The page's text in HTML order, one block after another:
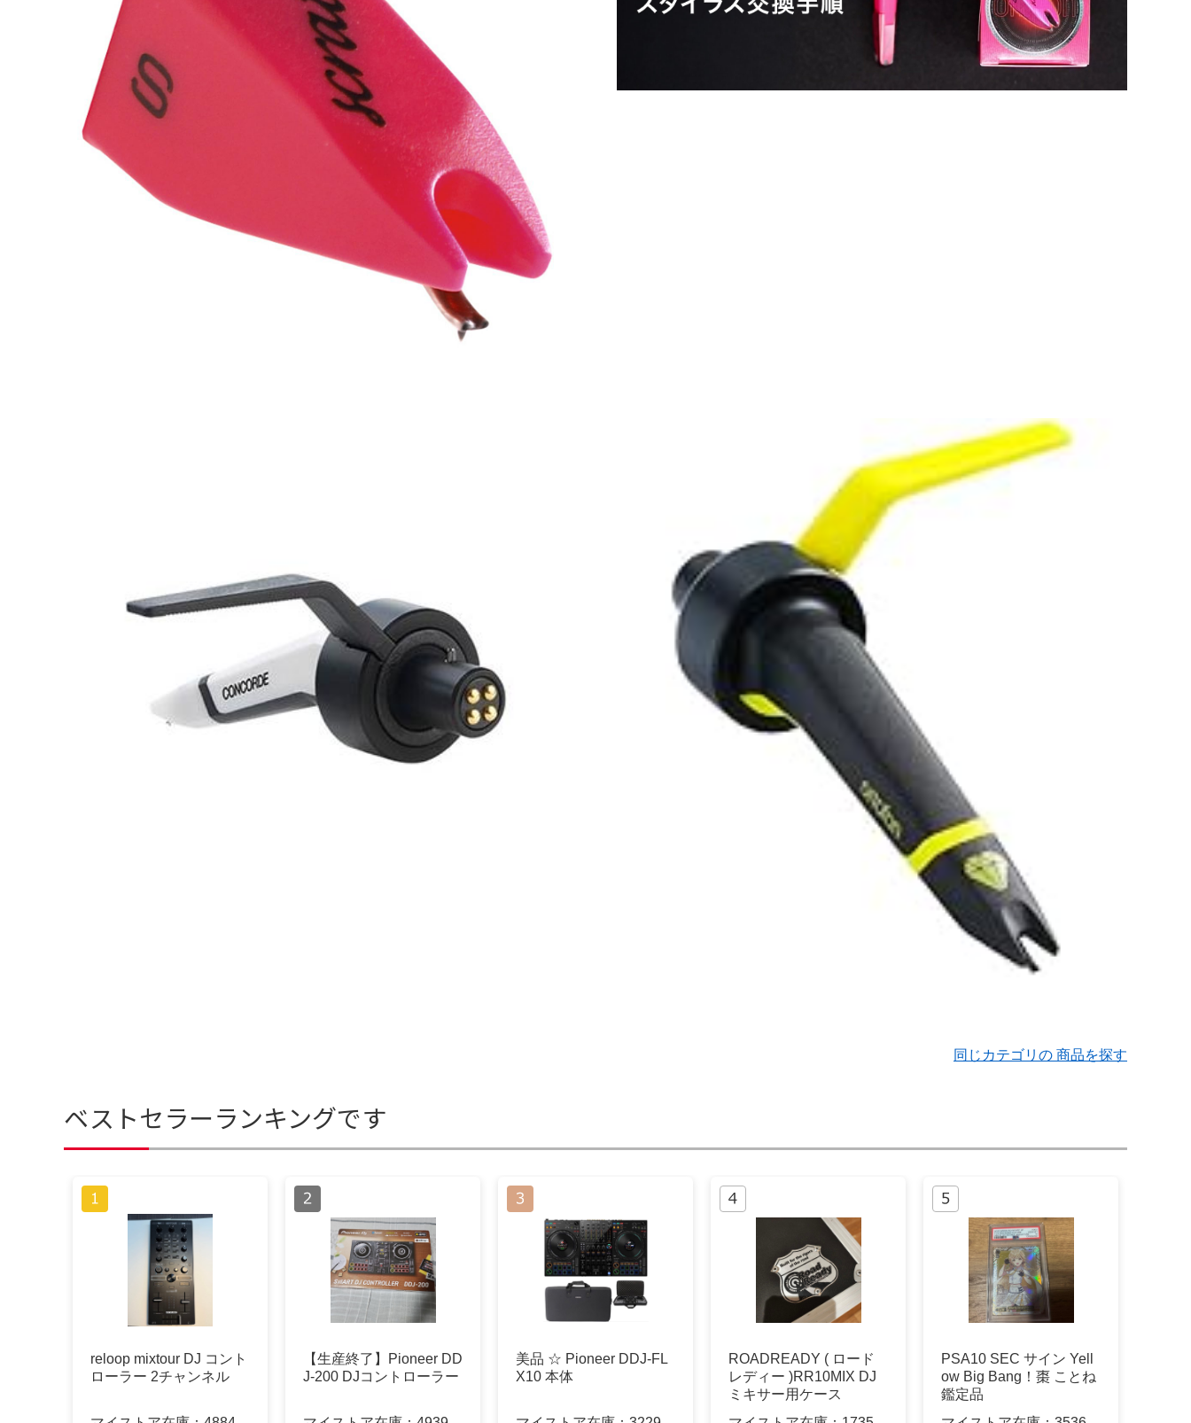
同じカテゴリの 商品を探す
ベストセラーランキングです
reloop mixtour DJ コント
ローラー 2チャンネル
【生産終了】Pioneer DD
J-200 DJコントローラー
美品 ☆ Pioneer DDJ-FL
X10 本体
ROADREADY ( ロード
レディー )RR10MIX DJ
ミキサー用ケース
PSA10 SEC サイン Yell
ow Big Bang！棗 ことね
鑑定品